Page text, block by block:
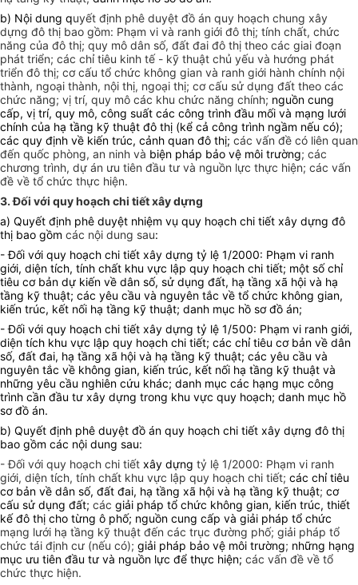
b) Nội dung quyết định phê duyệt đồ án quy hoạch chung xây
dựng đô thị bao gồm: Phạm vi và ranh giới đô thị; tính chất, chức
năng của đô thị; quy mô dân số, đất đai đô thị theo các giai đoạn
phát triển; các chỉ tiêu kinh tế - kỹ thuật chủ yếu và hướng phát
triển đô thị; cơ cấu tổ chức không gian và ranh giới hành chính nội
thành, ngoại thành, nội thị, ngoại thị; cơ cấu sử dụng đất theo các
chức năng; vị trí, quy mô các khu chức năng chính; nguồn cung
cấp, vị trí, quy mô, công suất các công trình đầu mối và mạng lưới
chính của hạ tầng kỹ thuật đô thị (kể cả công trình ngầm nếu có);
các quy định về kiến trúc, cảnh quan đô thị; các vấn đề có liên quan
đến quốc phòng, an ninh và biện pháp bảo vệ môi trường; các
chương trình, dự án ưu tiên đầu tư và nguồn lực thực hiện; các vấn
đề về tổ chức thực hiện.
3. Đối với quy hoạch chi tiết xây dựng
a) Quyết định phê duyệt nhiệm vụ quy hoạch chi tiết xây dựng đô
thị bao gồm các nội dung sau:
- Đối với quy hoạch chi tiết xây dựng tỷ lệ 1/2000: Phạm vi ranh
giới, diện tích, tính chất khu vực lập quy hoạch chi tiết; một số chỉ
tiêu cơ bản dự kiến về dân số, sử dụng đất, hạ tầng xã hội và hạ
tầng kỹ thuật; các yêu cầu và nguyên tắc về tổ chức không gian,
kiến trúc, kết nối hạ tầng kỹ thuật; danh mục hồ sơ đồ án;
- Đối với quy hoạch chi tiết xây dựng tỷ lệ 1/500: Phạm vi ranh giới,
diện tích khu vực lập quy hoạch chi tiết; các chỉ tiêu cơ bản về dân
số, đất đai, hạ tầng xã hội và hạ tầng kỹ thuật; các yêu cầu và
nguyên tắc về không gian, kiến trúc, kết nối hạ tầng kỹ thuật và
những yêu cầu nghiên cứu khác; danh mục các hạng mục công
trình cần đầu tư xây dựng trong khu vực quy hoạch; danh mục hồ
sơ đồ án.
b) Quyết định phê duyệt đồ án quy hoạch chi tiết xây dựng đô thị
bao gồm các nội dung sau:
- Đối với quy hoạch chi tiết xây dựng tỷ lệ 1/2000: Phạm vi ranh
giới, diện tích, tính chất khu vực lập quy hoạch chi tiết; các chỉ tiêu
cơ bản về dân số, đất đai, hạ tầng xã hội và hạ tầng kỹ thuật; cơ
cấu sử dụng đất; các giải pháp tổ chức không gian, kiến trúc, thiết
kế đô thị cho từng ô phố; nguồn cung cấp và giải pháp tổ chức
mạng lưới hạ tầng kỹ thuật đến các trục đường phố; giải pháp tổ
chức tái định cư (nếu có); giải pháp bảo vệ môi trường; những hạng
mục ưu tiên đầu tư và nguồn lực để thực hiện; các vấn đề về tổ
chức thực hiện.